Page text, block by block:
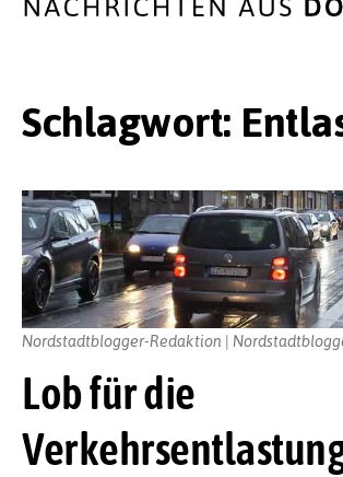
Schlagwort:
Lob für die
Nordstadtblogger-Redaktion |